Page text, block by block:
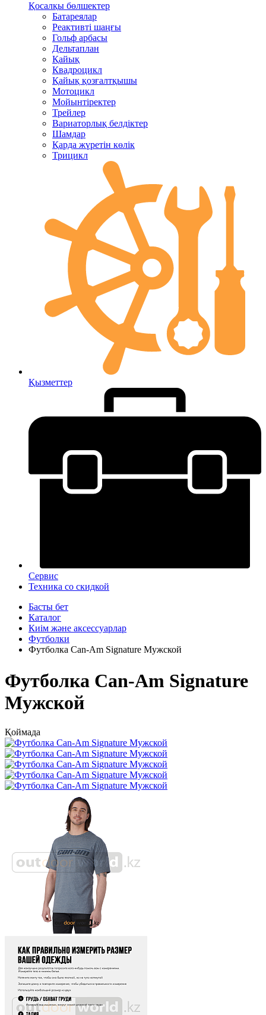
Қосалқы бөлшектер
Батареялар
Реактивті шаңғы
Гольф арбасы
Дельтаплан
Қайық
Квадроцикл
Қайық қозғалтқышы
Мотоцикл
Мойынтіректер
Трейлер
Вариаторлық белдіктер
Шамдар
Қарда жүретін көлік
Трицикл
Қызметтер
Сервис
Техника со скидкой
Басты бет
Каталог
Киім және аксессуарлар
Футболки
Футболка Can-Am Signature Мужской
Футболка Can-Am Signature
Мужской
Қоймада